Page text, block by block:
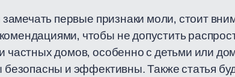
первые признаки моли, стоит
чтобы не допустить
частных домов, особенно с детьми или
и эффективны. Также статья